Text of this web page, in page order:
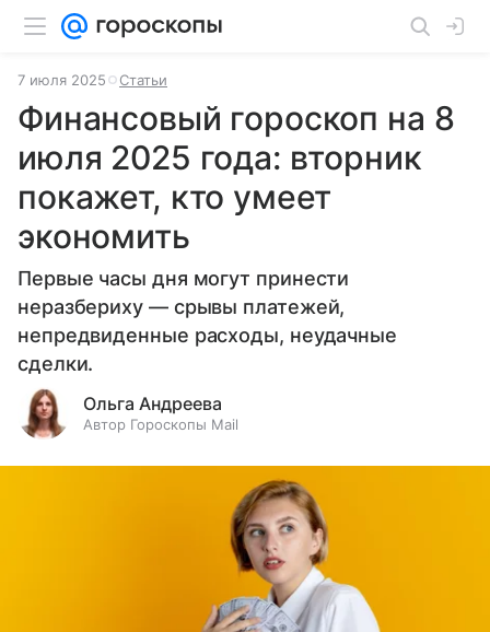
7 июля 2025 Статьи
Финансовый гороскоп на 8
июля 2025 года: вторник
покажет, кто умеет
экономить
Первые часы дня могут принести
неразбериху — срывы платежей,
непредвиденные расходы, неудачные
сделки.
Ольга Андреева
Автор Гороскопы Mail